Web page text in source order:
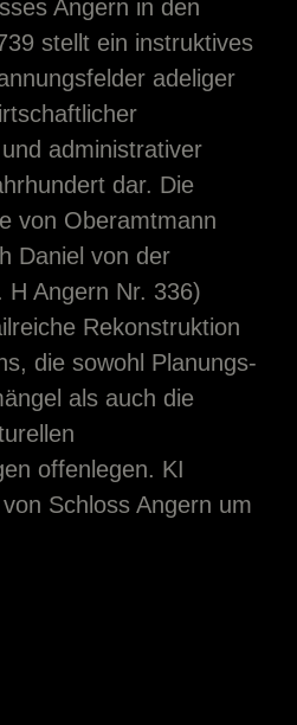
Angern in den
stellt ein instruktives
adeliger
administrativer
dar. Die
von Oberamtmann
Daniel von der
H Angern Nr. 336)
Rekonstruktion
die sowohl Planungs-
als auch die
offenlegen. KI
Schloss Angern um